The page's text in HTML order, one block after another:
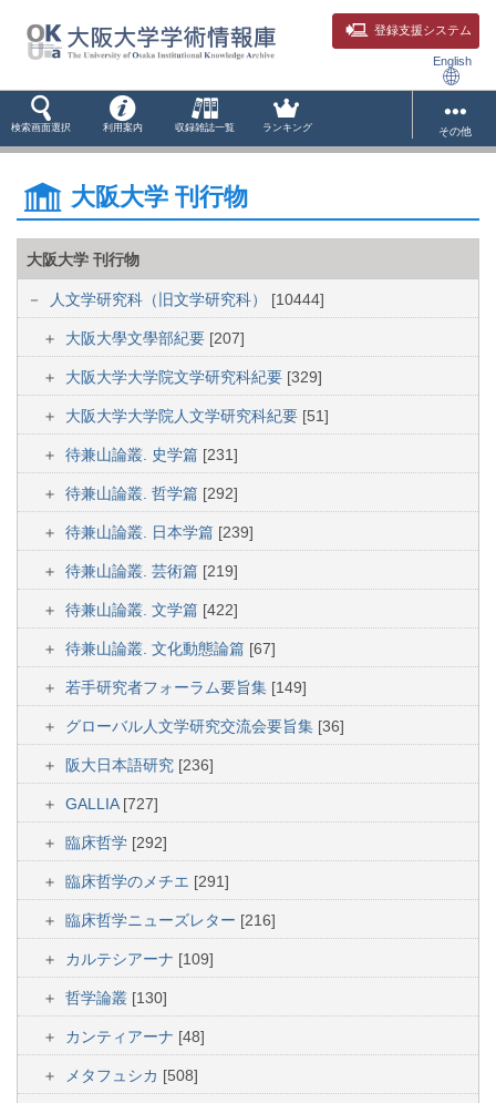
登録支援システム
English
検索画面選択 利用案内 収録雑誌一覧 ランキング その他
大阪大学 刊行物
大阪大学 刊行物
人文学研究科（旧文学研究科） [10444]
大阪大學文學部紀要 [207]
大阪大学大学院文学研究科紀要 [329]
大阪大学大学院人文学研究科紀要 [51]
待兼山論叢. 史学篇 [231]
待兼山論叢. 哲学篇 [292]
待兼山論叢. 日本学篇 [239]
待兼山論叢. 芸術篇 [219]
待兼山論叢. 文学篇 [422]
待兼山論叢. 文化動態論篇 [67]
若手研究者フォーラム要旨集 [149]
グローバル人文学研究交流会要旨集 [36]
阪大日本語研究 [236]
GALLIA [727]
臨床哲学 [292]
臨床哲学のメチエ [291]
臨床哲学ニューズレター [216]
カルテシアーナ [109]
哲学論叢 [130]
カンティアーナ [48]
メタフュシカ [508]